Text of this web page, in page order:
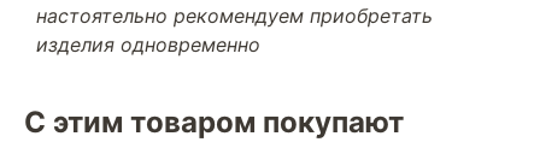
настоятельно рекомендуем приобретать
изделия одновременно
С этим товаром покупают